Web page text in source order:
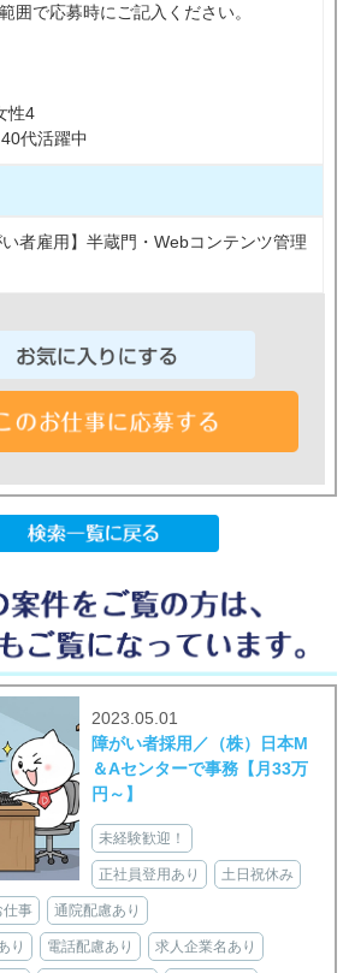
囲で応募時にご記入ください。
性4
代活躍中
い者雇用】半蔵門・Webコンテンツ管理
2023.05.01
障がい者採用／（株）日本M
＆Aセンターで事務【月33万
円～】
未経験歓迎！
正社員登用あり 土日祝休み
仕事 通院配慮あり
り 電話配慮あり 求人企業名あり